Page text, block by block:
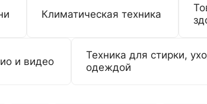
Климатическая техника
и видео
Техника для стирки,
одеждой